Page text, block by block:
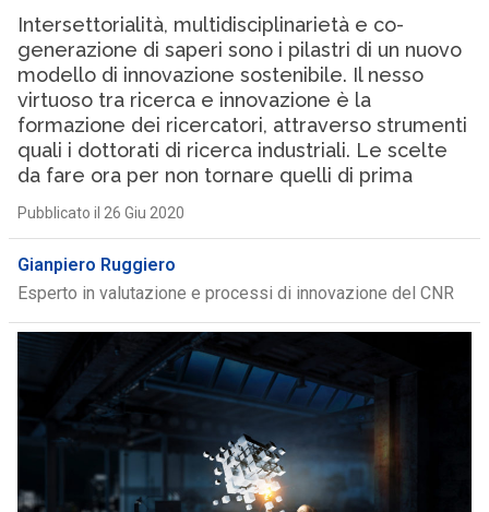
Intersettorialità, multidisciplinarietà e co-
generazione di saperi sono i pilastri di un nuovo
modello di innovazione sostenibile. Il nesso
virtuoso tra ricerca e innovazione è la
formazione dei ricercatori, attraverso strumenti
quali i dottorati di ricerca industriali. Le scelte
da fare ora per non tornare quelli di prima
Pubblicato il 26 Giu 2020
Gianpiero Ruggiero
Esperto in valutazione e processi di innovazione del CNR